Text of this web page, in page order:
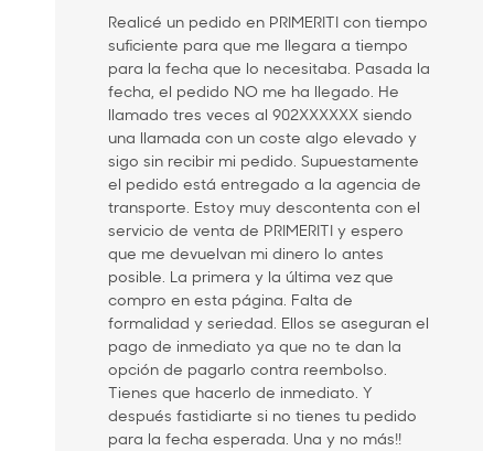
Realicé un pedido en PRIMERITI con tiempo
suficiente para que me llegara a tiempo
para la fecha que lo necesitaba. Pasada la
fecha, el pedido NO me ha llegado. He
llamado tres veces al 902XXXXXX siendo
una llamada con un coste algo elevado y
sigo sin recibir mi pedido. Supuestamente
el pedido está entregado a la agencia de
transporte. Estoy muy descontenta con el
servicio de venta de PRIMERITI y espero
que me devuelvan mi dinero lo antes
posible. La primera y la última vez que
compro en esta página. Falta de
formalidad y seriedad. Ellos se aseguran el
pago de inmediato ya que no te dan la
opción de pagarlo contra reembolso.
Tienes que hacerlo de inmediato. Y
después fastidiarte si no tienes tu pedido
para la fecha esperada. Una y no más!!